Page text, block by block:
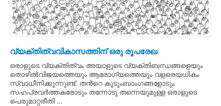
വ്യക്തിത്വവികാസത്തിന് ഒരു രൂപരേഖ
ഒരാളുടെ വ്യക്തിത്വം അയാളുടെ വ്യക്തിബന്ധങ്ങളെയും
തൊഴില്‍വിജയത്തെയും ആരോഗ്യത്തെയും വളരെയധികം
സ്വാധീനിക്കുന്നുണ്ട്. തന്‍റെ കുടുംബാംഗങ്ങളോടും
സഹപ്രവര്‍ത്തകരോടും തന്നോടു തന്നെയുമുള്ള ഒരാളുടെ
പെരുമാറ്റരീതി ...